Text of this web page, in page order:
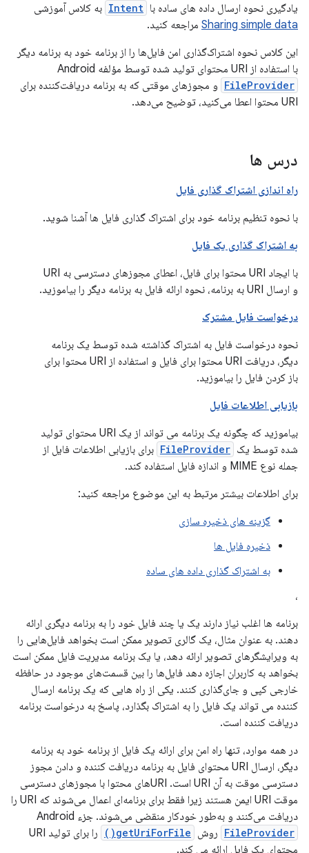
یادگیری نحوه ارسال داده های ساده با Intent به کلاس آموزشی
Sharing simple data مراجعه کنید.
این کلاس نحوه اشتراک‌گذاری امن فایل‌ها را از برنامه خود به برنامه دیگر
با استفاده از URI محتوای تولید شده توسط مؤلفه Android
FileProvider و مجوزهای موقتی که به برنامه دریافت‌کننده برای
URI محتوا اعطا می‌کنید، توضیح می‌دهد.
درس ها
راه اندازی اشتراک گذاری فایل
با نحوه تنظیم برنامه خود برای اشتراک گذاری فایل ها آشنا شوید.
به اشتراک گذاری یک فایل
با ایجاد URI محتوا برای فایل، اعطای مجوزهای دسترسی به URI
و ارسال URI به برنامه، نحوه ارائه فایل به برنامه دیگر را بیاموزید.
درخواست فایل مشترک
نحوه درخواست فایل به اشتراک گذاشته شده توسط یک برنامه
دیگر، دریافت URI محتوا برای فایل و استفاده از URI محتوا برای
باز کردن فایل را بیاموزید.
بازیابی اطلاعات فایل
بیاموزید که چگونه یک برنامه می تواند از یک URI محتوای تولید
شده توسط یک FileProvider برای بازیابی اطلاعات فایل از
جمله نوع MIME و اندازه فایل استفاده کند.
برای اطلاعات بیشتر مرتبط به این موضوع مراجعه کنید:
گزینه های ذخیره سازی
ذخیره فایل ها
به اشتراک گذاری داده های ساده
،
برنامه ها اغلب نیاز دارند یک یا چند فایل خود را به برنامه دیگری ارائه
دهند. به عنوان مثال، یک گالری تصویر ممکن است بخواهد فایل‌هایی را
به ویرایشگرهای تصویر ارائه دهد، یا یک برنامه مدیریت فایل ممکن است
بخواهد به کاربران اجازه دهد فایل‌ها را بین قسمت‌های موجود در حافظه
خارجی کپی و جای‌گذاری کنند. یکی از راه هایی که یک برنامه ارسال
کننده می تواند یک فایل را به اشتراک بگذارد، پاسخ به درخواست برنامه
دریافت کننده است.
در همه موارد، تنها راه امن برای ارائه یک فایل از برنامه خود به برنامه
دیگر، ارسال URI محتوای فایل به برنامه دریافت کننده و دادن مجوز
دسترسی موقت به آن URI است. URIهای محتوا با مجوزهای دسترسی
موقت URI ایمن هستند زیرا فقط برای برنامه‌ای اعمال می‌شوند که URI را
دریافت می‌کنند و به‌طور خودکار منقضی می‌شوند. جزء Android
FileProvider روش getUriForFile()
را برای تولید URI
محتوای یک فایل ارائه می کند.